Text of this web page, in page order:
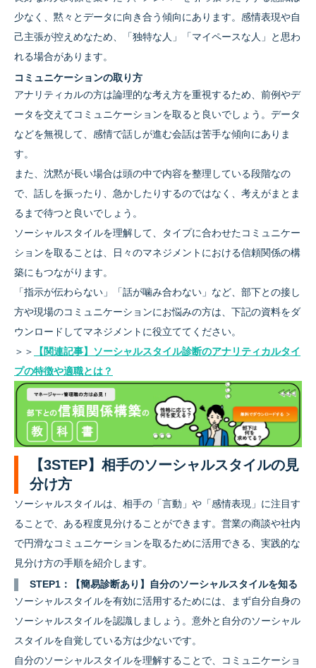
少なく、黙々とデータに向き合う傾向にあります。感情表現や自
己主張が控えめなため、「独特な人」「マイペースな人」と思わ
れる場合があります。
コミュニケーションの取り方
アナリティカルの方は論理的な考え方を重視するため、前例やデ
ータを交えてコミュニケーションを取ると良いでしょう。データ
などを無視して、感情で話しが進む会話は苦手な傾向にありま
す。
また、沈黙が長い場合は頭の中で内容を整理している段階なの
で、話しを振ったり、急かしたりするのではなく、考えがまとま
るまで待つと良いでしょう。
ソーシャルスタイルを理解して、タイプに合わせたコミュニケー
ションを取ることは、日々のマネジメントにおける信頼関係の構
築にもつながります。
「指示が伝わらない」「話が噛み合わない」など、部下との接し
方や現場のコミュニケーションにお悩みの方は、下記の資料をダ
ウンロードしてマネジメントに役立ててください。
＞＞
【関連記事】ソーシャルスタイル診断のアナリティカルタイ
プの特徴や適職とは？
【3STEP】相手のソーシャルスタイルの見
分け方
ソーシャルスタイルは、相手の「言動」や「感情表現」に注目す
ることで、ある程度見分けることができます。営業の商談や社内
で円滑なコミュニケーションを取るために活用できる、実践的な
見分け方の手順を紹介します。
STEP1：【簡易診断あり】自分のソーシャルスタイルを知る
ソーシャルスタイルを有効に活用するためには、まず自分自身の
ソーシャルスタイルを認識しましょう。意外と自分のソーシャル
スタイルを自覚している方は少ないです。
自分のソーシャルスタイルを理解することで、コミュニケーショ